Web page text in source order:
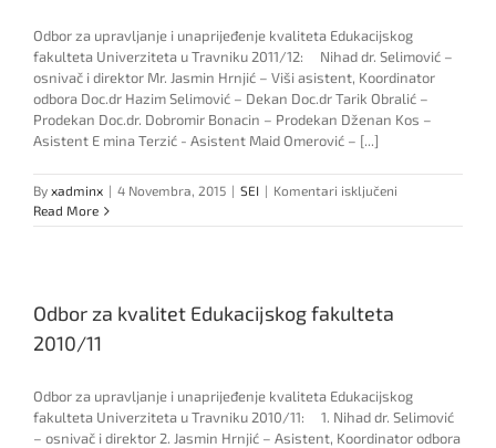
Odbor za upravljanje i unaprijeđenje kvaliteta Edukacijskog
fakulteta Univerziteta u Travniku 2011/12: Nihad dr. Selimović –
osnivač i direktor Mr. Jasmin Hrnjić – Viši asistent, Koordinator
odbora Doc.dr Hazim Selimović – Dekan Doc.dr Tarik Obralić –
Prodekan Doc.dr. Dobromir Bonacin – Prodekan Dženan Kos –
Asistent E mina Terzić - Asistent Maid Omerović – [...]
By xadminx | 4 Novembra, 2015 | SEI | Komentari isključeni
za
Read More
Odbor za kvalitet Edukacijskog fakulteta
2010/11
Odbor za upravljanje i unaprijeđenje kvaliteta Edukacijskog
fakulteta Univerziteta u Travniku 2010/11: 1. Nihad dr. Selimović
– osnivač i direktor 2. Jasmin Hrnjić – Asistent, Koordinator odbora